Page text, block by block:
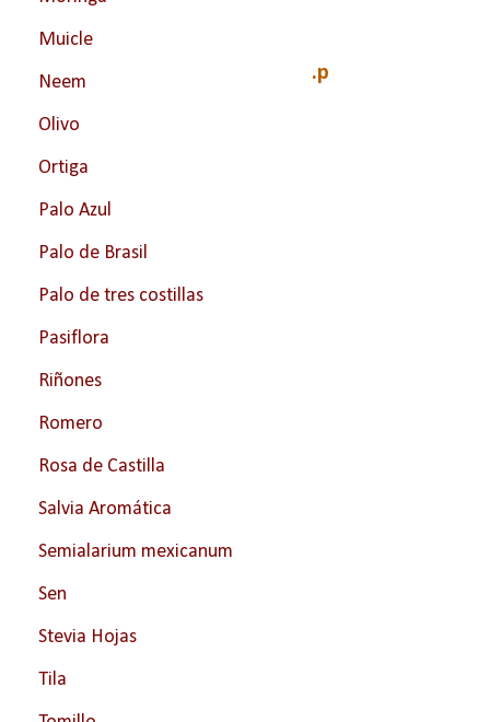
.p
Muicle
Neem
Olivo
Ortiga
Palo Azul
Palo de Brasil
Palo de tres costillas
Pasiflora
Riñones
Romero
Rosa de Castilla
Salvia Aromática
Semialarium mexicanum
Sen
Stevia Hojas
Tila